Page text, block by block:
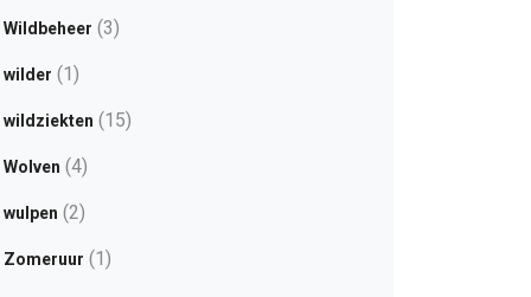
Wildbeheer (3)
wilder (1)
wildziekten (15)
Wolven (4)
wulpen (2)
Zomeruur (1)